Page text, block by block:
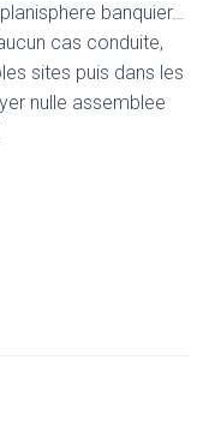
banquier…
cas conduite,
sites puis dans les
nulle assemblee